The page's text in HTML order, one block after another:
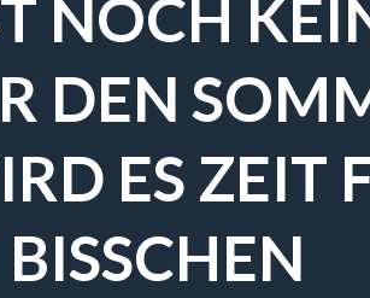
NOCH
DEN
ES ZEIT